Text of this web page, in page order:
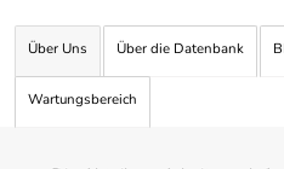
Über Uns Über die Datenbank
Wartungsbereich